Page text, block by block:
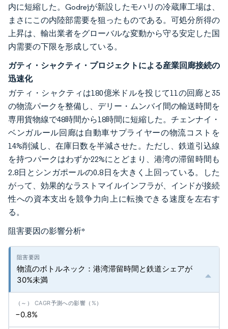
内に短縮した。Godrejが新設したモハリの冷蔵庫工場は、
まさにこの内陸部需要を狙ったものである。可処分所得の
上昇は、輸出業者をグローバルな変動から守る安定した国
内需要の下限を形成している。
ガティ・シャクティ・プロジェクトによる産業回廊接続の
迅速化
ガティ・シャクティは180億米ドルを投じて11の回廊と35
の物流パークを整備し、デリー・ムンバイ間の輸送時間を
専用貨物線で48時間から18時間に短縮した。チェンナイ・
ベンガルール回廊は自動車サプライヤーの物流コストを
14%削減し、在庫日数を半減させた。ただし、鉄道引込線
を持つパークはわずか22%にとどまり、港湾の滞留時間も
2.8日とシンガポールの0.8日を大きく上回っている。した
がって、効果的なラストマイルインフラが、インドが接続
性への資本支出を競争力向上に転換できる速度を左右す
る。
阻害要因の影響分析*
物流のボトルネック：港湾滞留時間と鉄道シェアが
30%未満
−0.8%